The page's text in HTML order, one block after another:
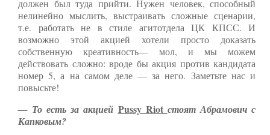
должен был туда прийти. Нужен человек, способный
нелинейно мыслить, выстраивать сложные сценарии,
т.е. работать не в стиле агитотдела ЦК КПСС. И
возможно этой акцией хотели просто доказать
собственную креативность— мол, и мы можем
действовать сложно: вроде бы акция против кандидата
номер 5, а на самом деле — за него. Заметьте нас и
повысьте!
— То есть за акцией Pussy Riot стоят Абрамович с
Капковым?